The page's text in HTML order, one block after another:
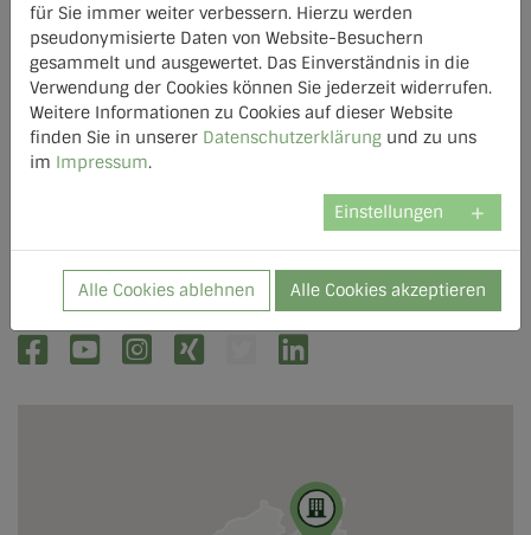
AGFW Mitglied
für Sie immer weiter verbessern. Hierzu werden
pseudonymisierte Daten von Website-Besuchern
gesammelt und ausgewertet. Das Einverständnis in die
Verwendung der Cookies können Sie jederzeit widerrufen.
Weitere Informationen zu Cookies auf dieser Website
finden Sie in unserer Datenschutzerklärung und zu uns
im Impressum.
Einstellungen
Alle Cookies ablehnen Alle Cookies akzeptieren